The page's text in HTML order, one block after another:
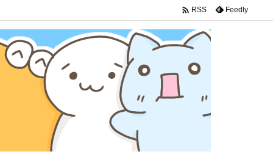
 RSS Feedly